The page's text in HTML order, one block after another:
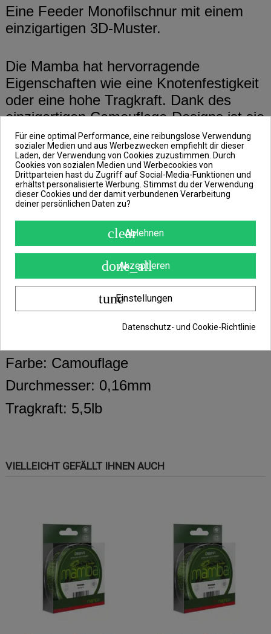
Eine Feeder Monofilschnur mit einem
einzigartigen 3D-Muster.
Die Mamba hat hervorragende
Eigenschaften wie eine Knotenfestigkeit
oder eine hohe Tragkraft. Dank des
einzigartigen Camouflage-Designs ist sie
im Wasser beinahe unsichtbar.
Ihre extrem glatte und weiche
Oberfläche ermöglicht dir ebenso den
Einsatz beim Weitwurf. Dank dieser
Eigenschaften gilt die Delphin Mamba
als hervorragende Universalschnur, auf
die du dich in jeder Situation verlassen
Features:
Farbe: Camouflage
Durchmesser: 0,16mm
Tragkraft: 5,5lb
VIELLEICHT GEFÄLLT IHNEN AUCH
Für eine optimal Performance, eine reibungslose Verwendung
sozialer Medien und aus Werbezwecken empfiehlt dir dieser
Laden, der Verwendung von Cookies zuzustimmen. Durch
Cookies von sozialen Medien und Werbecookies von
Drittparteien hast du Zugriff auf Social-Media-Funktionen und
erhältst personalisierte Werbung. Stimmst du der Verwendung
dieser Cookies und der damit verbundenen Verarbeitung
deiner persönlichen Daten zu?
clearAblehnen
done_all
Akzeptieren
tuneEinstellungen
Datenschutz- und Cookie-Richtlinie